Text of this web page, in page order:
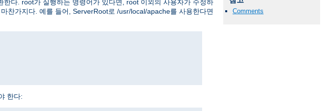
Comments
한다. root가 실행하는 명령어가 있다면, root 이외의 사용자가 수정하
찬가지다. 예를 들어, ServerRoot로 /usr/local/apache를 사용한다면
한다: